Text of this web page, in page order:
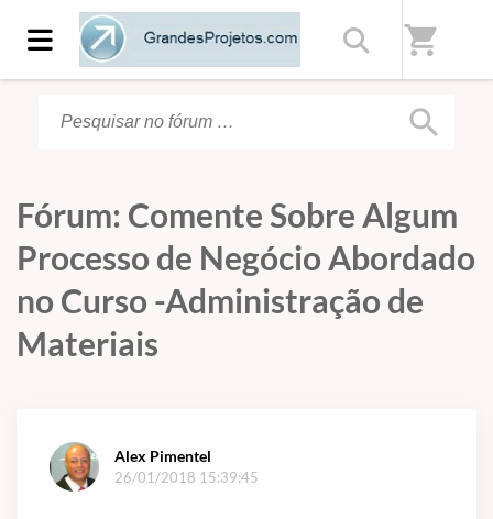
shopping_cart
search
Fórum: Comente Sobre Algum
Processo de Negócio Abordado
no Curso -Administração de
Materiais
Alex Pimentel
26/01/2018 15:39:45